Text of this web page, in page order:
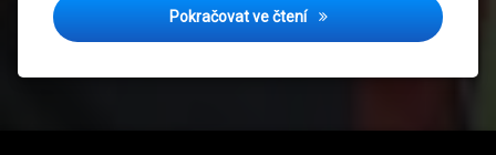
Pokračovat ve čteníAC Milans storsatsning: